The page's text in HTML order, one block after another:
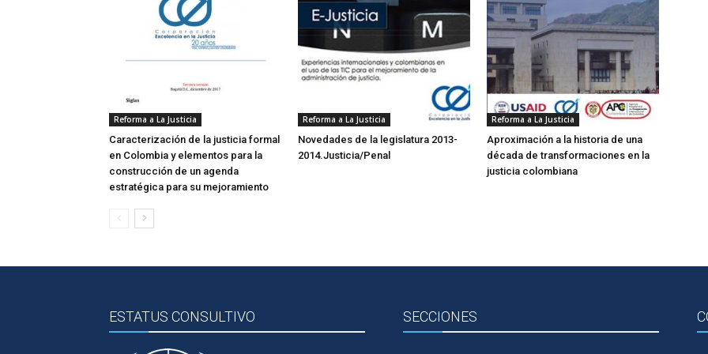
Reforma a La Justicia
Caracterización de la justicia formal
en Colombia y elementos para la
construcción de un agenda
estratégica para su mejoramiento
Reforma a La Justicia
Novedades de la legislatura 2013-
2014.Justicia/Penal
Reforma a La Justicia
Aproximación a la historia de una
década de transformaciones en la
justicia colombiana
ESTATUS CONSULTIVO SECCIONES